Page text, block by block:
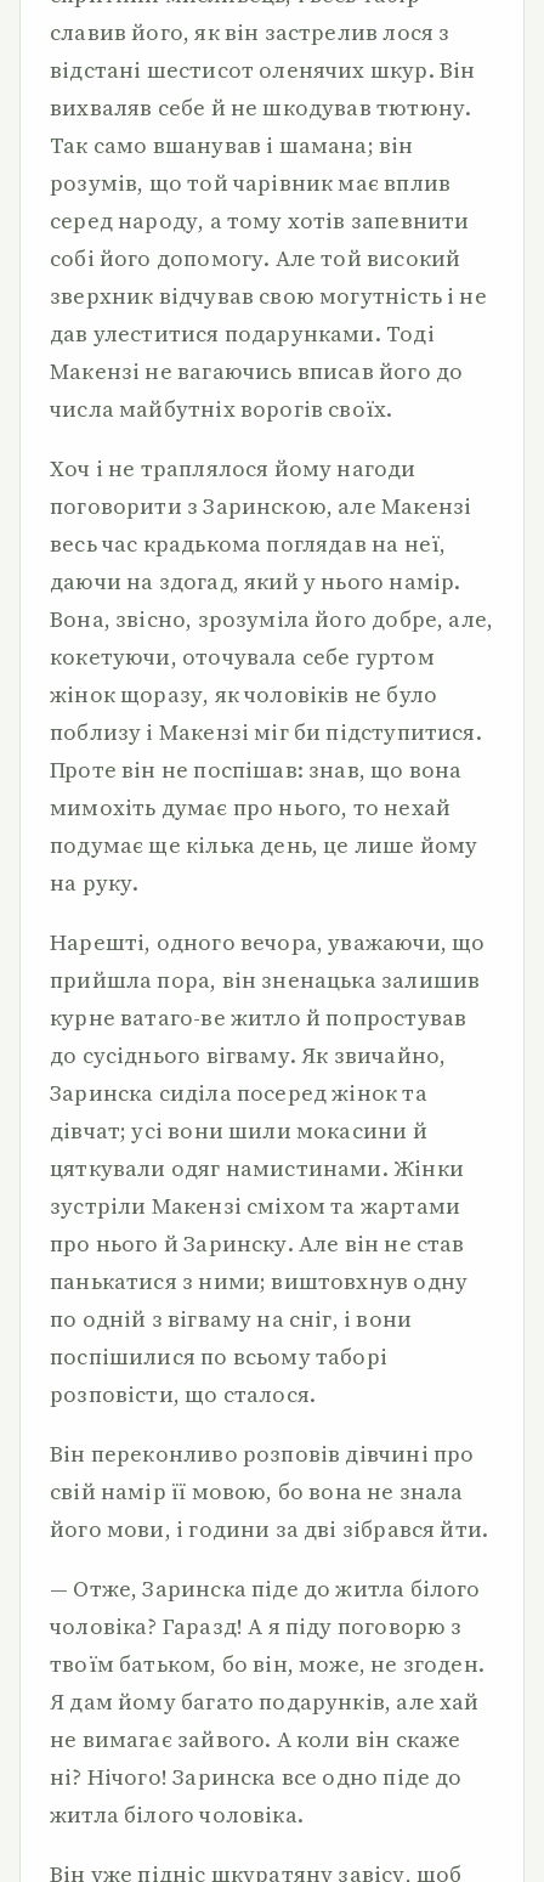
славив його, як він застрелив лося з
відстані шестисот оленячих шкур. Він
вихваляв себе й не шкодував тютюну.
Так само вшанував і шамана; він
розумів, що той чарівник має вплив
серед народу, а тому хотів запевнити
собі його допомогу. Але той високий
зверхник відчував свою могутність і не
дав улеститися подарунками. Тоді
Макензі не вагаючись вписав його до
числа майбутніх ворогів своїх.
Хоч і не траплялося йому нагоди
поговорити з Заринскою, але Макензі
весь час крадькома поглядав на неї,
даючи на здогад, який у нього намір.
Вона, звісно, зрозуміла його добре, але,
кокетуючи, оточувала себе гуртом
жінок щоразу, як чоловіків не було
поблизу і Макензі міг би підступитися.
Проте він не поспішав: знав, що вона
мимохіть думає про нього, то нехай
подумає ще кілька день, це лише йому
на руку.
Нарешті, одного вечора, уважаючи, що
прийшла пора, він зненацька залишив
курне ватаго-ве житло й попростував
до сусіднього вігваму. Як звичайно,
Заринска сиділа посеред жінок та
дівчат; усі вони шили мокасини й
цяткували одяг намистинами. Жінки
зустріли Макензі сміхом та жартами
про нього й Заринску. Але він не став
панькатися з ними; виштовхнув одну
по одній з вігваму на сніг, і вони
поспішилися по всьому таборі
розповісти, що сталося.
Він переконливо розповів дівчині про
свій намір її мовою, бо вона не знала
його мови, і години за дві зібрався йти.
— Отже, Заринска піде до житла білого
чоловіка? Гаразд! А я піду поговорю з
твоїм батьком, бо він, може, не згоден.
Я дам йому багато подарунків, але хай
не вимагає зайвого. А коли він скаже
ні? Нічого! Заринска все одно піде до
житла білого чоловіка.
Він уже підніс шкуратяну завісу, щоб